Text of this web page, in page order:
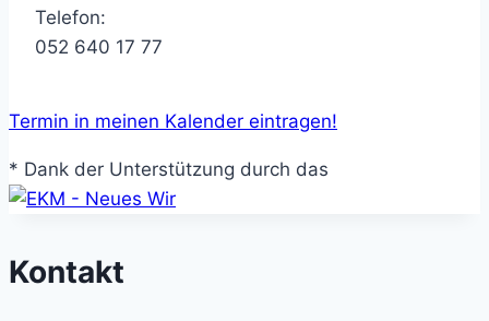
Telefon:
052 640 17 77
Termin in meinen Kalender eintragen!
* Dank der Unterstützung durch das
Kontakt